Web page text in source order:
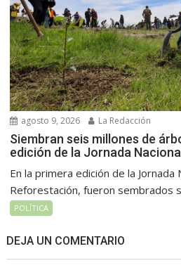
agosto 9, 2026 La Redacción
Siembran seis millones de
edición de la Jornada
En la primera edición de la Jornada
Reforestación, fueron sembrados
POLÍTICA
DEJA UN COMENTARIO